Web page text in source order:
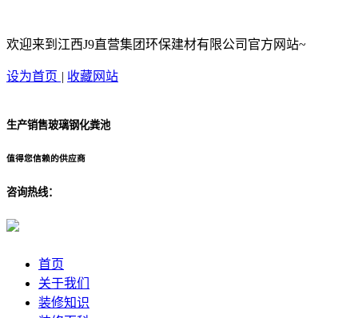
欢迎来到江西J9直营集团环保建材有限公司官方网站~
设为首页 | 收藏网站
生产销售玻璃钢化粪池
值得您信赖的供应商
咨询热线：
首页
关于我们
装修知识